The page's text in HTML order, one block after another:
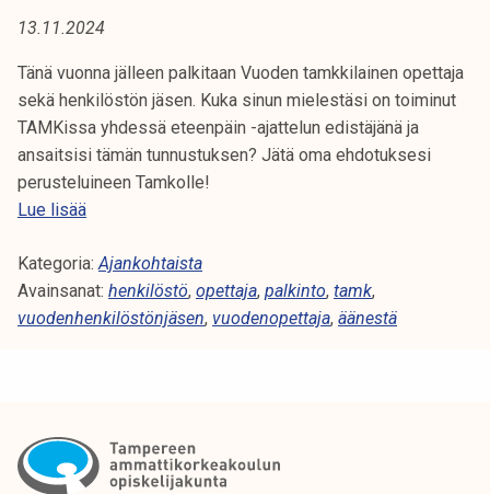
i
a
n
t
u
n
i
j
a
o
i
13.11.2024
Tänä vuonna jälleen palkitaan Vuoden tamkkilainen opettaja
sekä henkilöstön jäsen. Kuka sinun mielestäsi on toiminut
TAMKissa yhdessä eteenpäin -ajattelun edistäjänä ja
ansaitsisi tämän tunnustuksen? Jätä oma ehdotuksesi
perusteluineen Tamkolle!
Lue lisääE
d
o
t
K
i
Kategoria: Ajankohtaista
Avainsanat: henkilöstö, opettaja, palkinto, tamk,
vuodenhenkilöstönjäsen, vuodenopettaja, äänestä